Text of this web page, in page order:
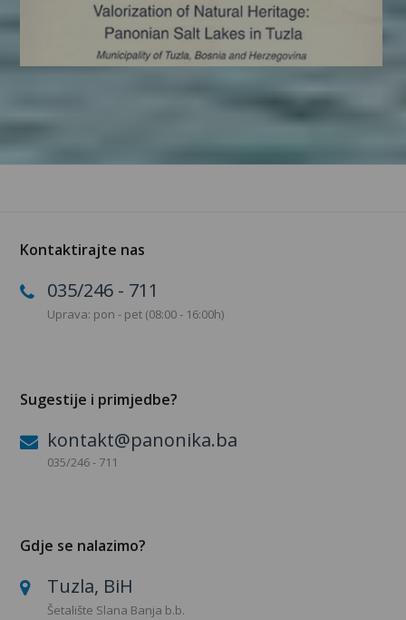
Kontaktirajte nas
035/246 - 711
Uprava: pon - pet (08:00 - 16:00h)
Sugestije i primjedbe?
kontakt@panonika.ba
035/246 - 711
Gdje se nalazimo?
Tuzla, BiH
Šetalište Slana Banja b.b.